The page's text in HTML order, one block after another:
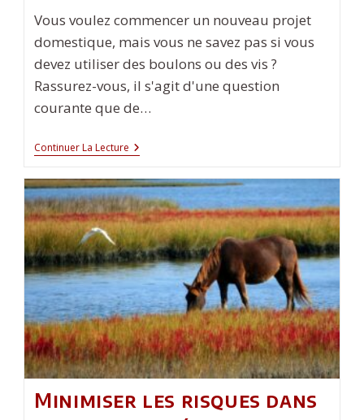
Vous voulez commencer un nouveau projet
domestique, mais vous ne savez pas si vous
devez utiliser des boulons ou des vis ?
Rassurez-vous, il s'agit d'une question
courante que de…
Continuer La Lecture Boulons
Et
:
Un
Guide
Pour
Savoir
Quand
Et
Comment
Utiliser
L’un
Et
L’autre
Dans
Vos
Projets
De
Bricolage
Minimiser les risques dans